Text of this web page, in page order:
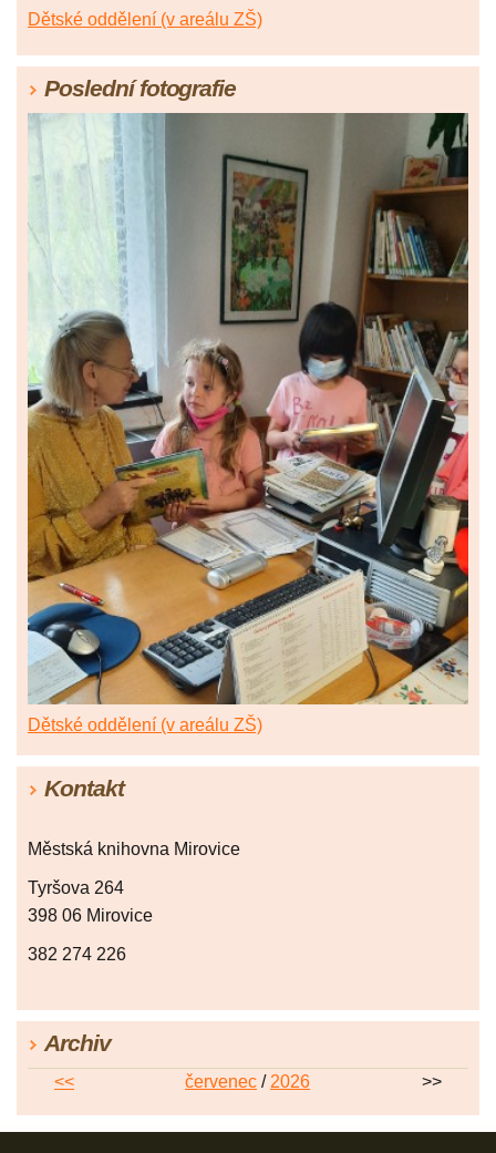
Dětské oddělení (v areálu ZŠ)
Poslední fotografie
Dětské oddělení (v areálu ZŠ)
Kontakt
Městská knihovna Mirovice
Tyršova 264
398 06 Mirovice
382 274 226
Archiv
<< červenec / 2026 >>